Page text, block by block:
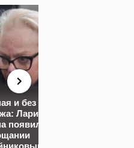
и без
Лариса
появилась